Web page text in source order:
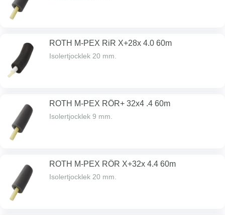
ROTH M-PEX RiR X+28x 4.0 60m
Isolertjocklek 20 mm.
ROTH M-PEX RÖR+ 32x4 .4 60m
Isolertjocklek 9 mm.
ROTH M-PEX RÖR X+32x 4.4 60m
Isolertjocklek 20 mm.